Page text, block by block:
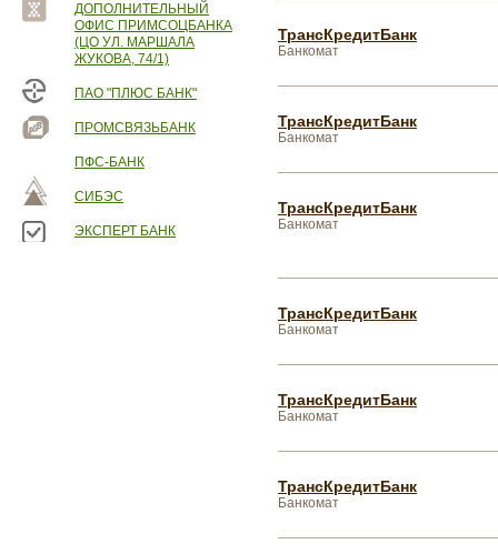
ДОПОЛНИТЕЛЬНЫЙ
ОФИС ПРИМСОЦБАНКА
(ЦО УЛ. МАРШАЛА
ЖУКОВА, 74/1)
ПАО "ПЛЮС БАНК"
ПРОМСВЯЗЬБАНК
ПФС-БАНК
СИБЭС
ЭКСПЕРТ БАНК
ТрансКредитБанк
Банкомат
ТрансКредитБанк
Банкомат
ТрансКредитБанк
Банкомат
ТрансКредитБанк
Банкомат
ТрансКредитБанк
Банкомат
ТрансКредитБанк
Банкомат